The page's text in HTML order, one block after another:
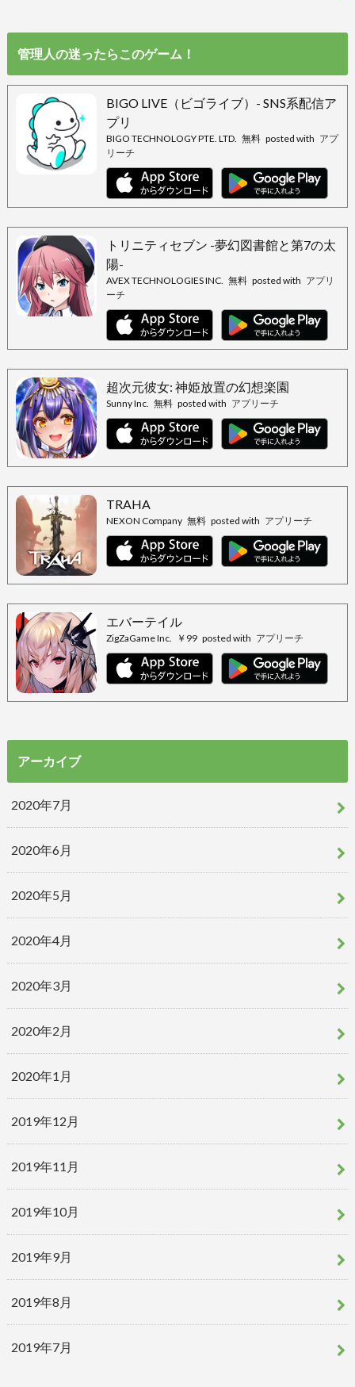
管理人の迷ったらこのゲーム！
BIGO LIVE（ビゴライブ）- SNS系配信ア
プリ
BIGO TECHNOLOGY PTE. LTD. 無料 posted with アプ
リーチ
トリニティセブン -夢幻図書館と第7の太
陽-
AVEX TECHNOLOGIES INC. 無料 posted with アプリ
ーチ
超次元彼女: 神姫放置の幻想楽園
Sunny Inc. 無料 posted with アプリーチ
TRAHA
NEXON Company 無料 posted with アプリーチ
エバーテイル
ZigZaGame Inc. ￥99 posted with アプリーチ
アーカイブ
2020年7月
2020年6月
2020年5月
2020年4月
2020年3月
2020年2月
2020年1月
2019年12月
2019年11月
2019年10月
2019年9月
2019年8月
2019年7月